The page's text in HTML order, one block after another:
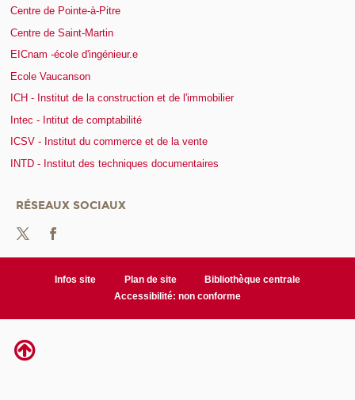
Centre de Pointe-à-Pitre
Centre de Saint-Martin
EICnam -école d'ingénieur.e
Ecole Vaucanson
ICH - Institut de la construction et de l'immobilier
Intec - Intitut de comptabilité
ICSV - Institut du commerce et de la vente
INTD - Institut des techniques documentaires
RÉSEAUX SOCIAUX
Infos site Plan de site
Bibliothèque centrale
Accessibilité: non conforme